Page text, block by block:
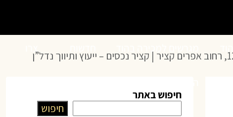
חיפוש באתר
חיפוש